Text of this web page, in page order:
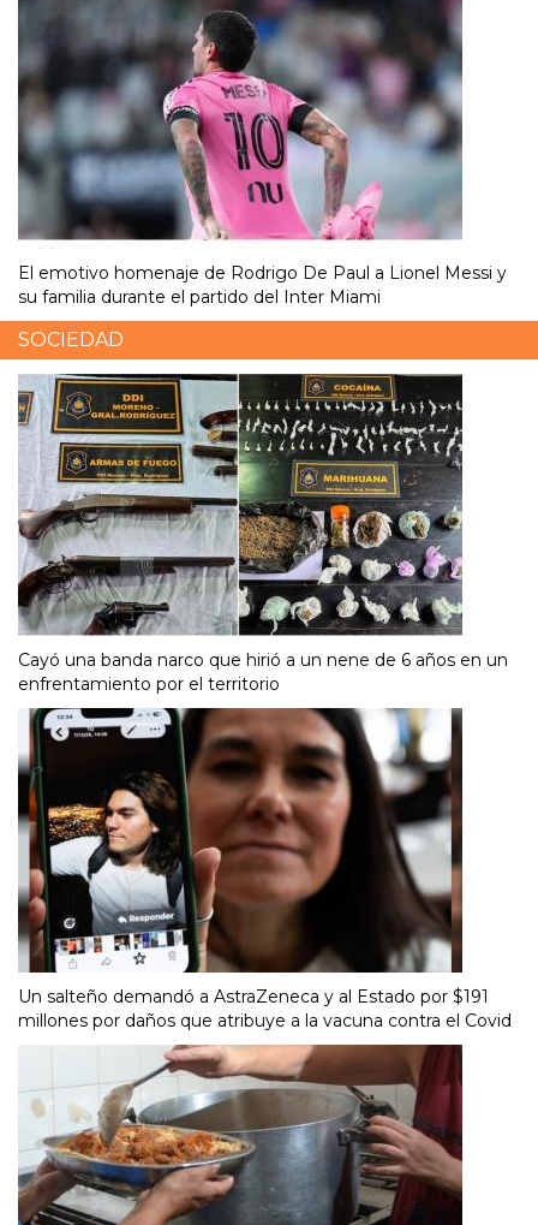
El emotivo homenaje de Rodrigo De Paul a Lionel Messi y
su familia durante el partido del Inter Miami
SOCIEDAD
Cayó una banda narco que hirió a un nene de 6 años en un
enfrentamiento por el territorio
Un salteño demandó a AstraZeneca y al Estado por $191
millones por daños que atribuye a la vacuna contra el Covid